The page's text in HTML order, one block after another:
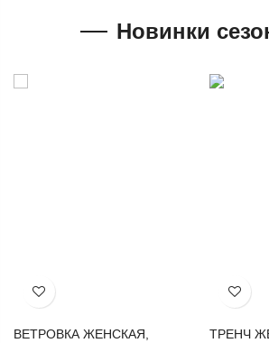
Новинки
Хочу!
ВЕТРОВКА ЖЕНСКАЯ,
Хочу!
ТРЕНЧ